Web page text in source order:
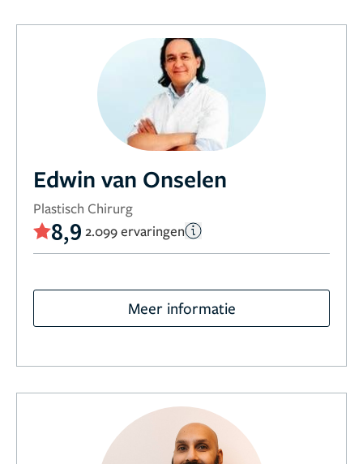
Edwin van Onselen
Plastisch Chirurg
8,9 2.099 ervaringen
Meer informatie